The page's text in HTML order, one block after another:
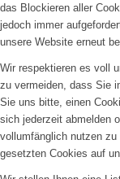
das Blockieren aller
jedoch immer
unsere Website erneut
Wir respektieren es voll
zu vermeiden, dass Sie
Sie uns bitte, einen
sich jederzeit abmelden
vollumfänglich nutzen
gesetzten Cookies auf